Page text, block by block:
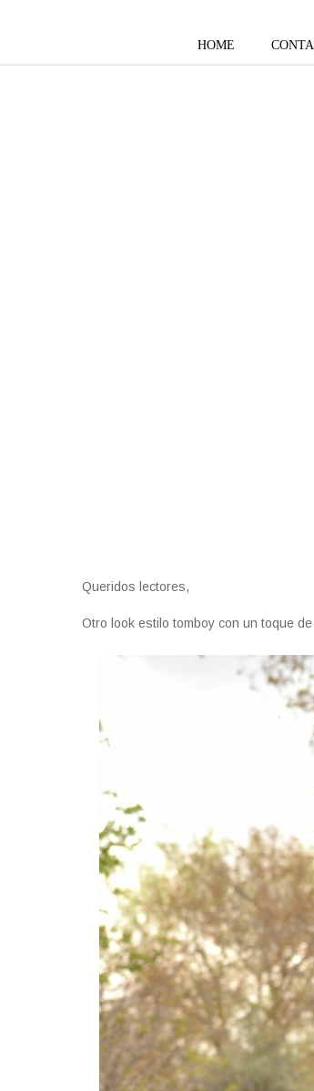
HOME
Queridos lectores,
Otro look estilo tomboy con un toque